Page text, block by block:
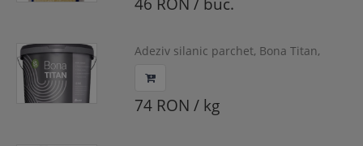
46 RON / buc.
Adeziv silanic parchet, Bona Titan,
74 RON / kg